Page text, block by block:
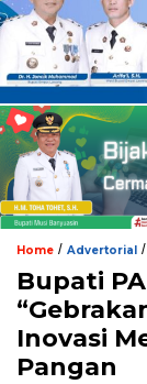
Home / Advertorial /
Bupati
Inovasi
Pangan